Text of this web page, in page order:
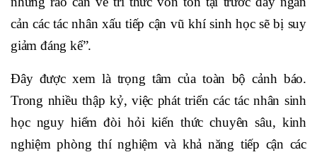
cản các tác nhân xấu tiếp cận vũ khí sinh học sẽ bị suy
giảm đáng kể”.
Đây được xem là trọng tâm của toàn bộ cảnh báo.
Trong nhiều thập kỷ, việc phát triển các tác nhân sinh
học nguy hiểm đòi hỏi kiến thức chuyên sâu, kinh
nghiệm phòng thí nghiệm và khả năng tiếp cận các